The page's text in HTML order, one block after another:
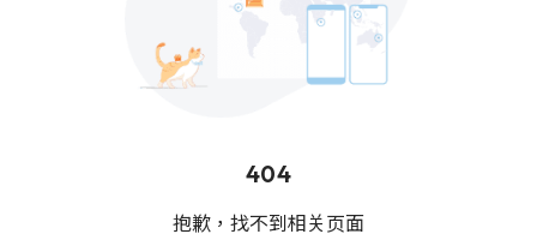
404
抱歉，找不到相关页面